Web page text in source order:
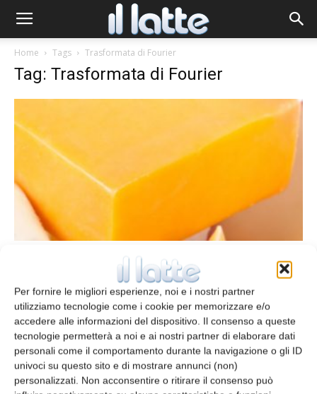
Per fornire le migliori esperienze, noi e i nostri partner
utilizziamo tecnologie come i cookie per memorizzare e/o
accedere alle informazioni del dispositivo. Il consenso a queste
tecnologie permetterà a noi e ai nostri partner di elaborare dati
personali come il comportamento durante la navigazione o gli ID
univoci su questo sito e di mostrare annunci (non)
personalizzati. Non acconsentire o ritirare il consenso può
Home Tags Trasformata di Fourier
Tag: Trasformata di Fourier
Chimica-fisica di latte e derivati
Predizione di qualità sensoriale del
formaggio
Redazione 18 Ottobre 2013
Leggi la rivista